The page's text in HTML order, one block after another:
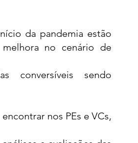
da pandemia estão
no cenário de
conversíveis sendo
nos PEs e VCs,